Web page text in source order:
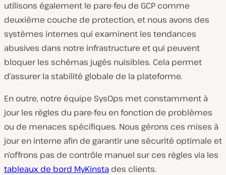
utilisons également le pare-feu de GCP comme
deuxième couche de protection, et nous avons des
systèmes internes qui examinent les tendances
abusives dans notre infrastructure et qui peuvent
bloquer les schémas jugés nuisibles. Cela permet
d’assurer la stabilité globale de la plateforme.
En outre, notre équipe SysOps met constamment à
jour les règles du pare-feu en fonction de problèmes
ou de menaces spécifiques. Nous gérons ces mises à
jour en interne afin de garantir une sécurité optimale et
n’offrons pas de contrôle manuel sur ces règles via les
tableaux de bord MyKinsta des clients.